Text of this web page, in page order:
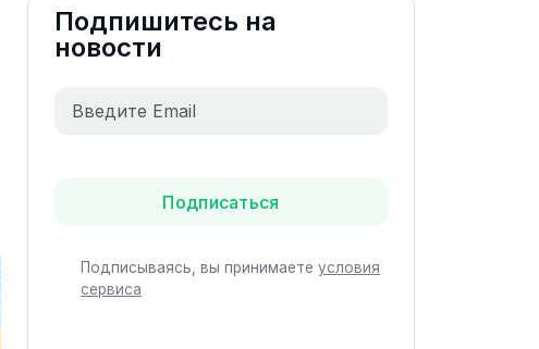
Подпишитесь на
новости
Подписаться
Подписываясь, вы принимаете условия
сервиса